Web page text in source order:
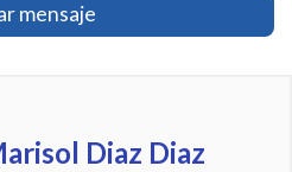
mensaje
Diaz Diaz